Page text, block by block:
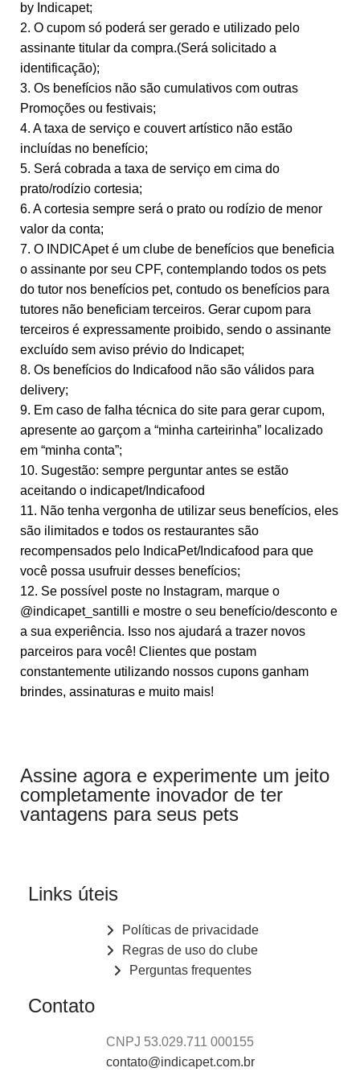
by Indicapet;
2. O cupom só poderá ser gerado e utilizado pelo
assinante titular da compra.(Será solicitado a
identificação);
3. Os benefícios não são cumulativos com outras
Promoções ou festivais;
4. A taxa de serviço e couvert artístico não estão
incluídas no benefício;
5. Será cobrada a taxa de serviço em cima do
prato/rodízio cortesia;
6. A cortesia sempre será o prato ou rodízio de menor
valor da conta;
7. O INDICApet é um clube de benefícios que beneficia
o assinante por seu CPF, contemplando todos os pets
do tutor nos benefícios pet, contudo os benefícios para
tutores não beneficiam terceiros. Gerar cupom para
terceiros é expressamente proibido, sendo o assinante
excluído sem aviso prévio do Indicapet;
8. Os benefícios do Indicafood não são válidos para
delivery;
9. Em caso de falha técnica do site para gerar cupom,
apresente ao garçom a “minha carteirinha” localizado
em “minha conta”;
10. Sugestão: sempre perguntar antes se estão
aceitando o indicapet/Indicafood
11. Não tenha vergonha de utilizar seus benefícios, eles
são ilimitados e todos os restaurantes são
recompensados pelo IndicaPet/Indicafood para que
você possa usufruir desses benefícios;
12. Se possível poste no Instagram, marque o
@indicapet_santilli e mostre o seu benefício/desconto e
a sua experiência. Isso nos ajudará a trazer novos
parceiros para você! Clientes que postam
constantemente utilizando nossos cupons ganham
brindes, assinaturas e muito mais!
Assine agora e experimente um jeito
completamente inovador de ter
vantagens para seus pets
Links úteis
Políticas de privacidade
Regras de uso do clube
Perguntas frequentes
Contato
CNPJ 53.029.711 000155
contato@indicapet.com.br